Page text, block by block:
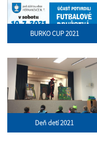
BURKO CUP 2021
Deň detí 2021